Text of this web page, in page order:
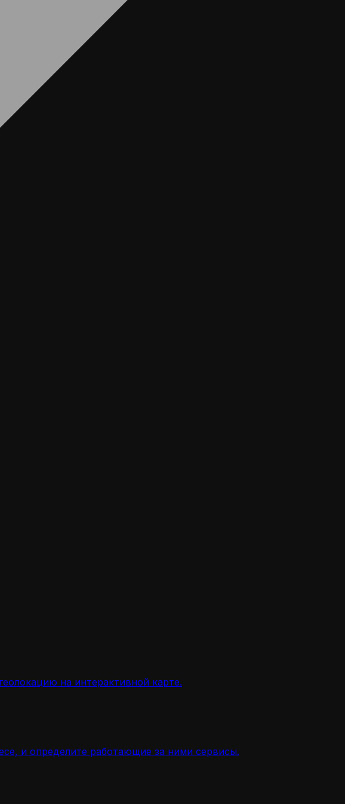
на интерактивной карте.
и определите работающие за ними сервисы.